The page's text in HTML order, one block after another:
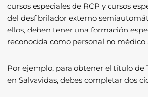
cursos especiales de RCP y cursos
del desfibrilador externo
ellos, deben tener una formación
reconocida como personal no médico
Por ejemplo, para obtener el título de
en Salvavidas, debes completar dos